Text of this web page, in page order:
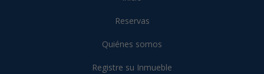
Reservas
Quiénes somos
Registre su Inmueble